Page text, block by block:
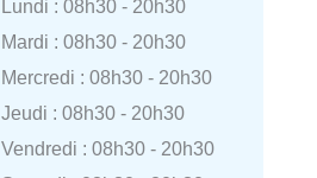
Lundi : 08h30 - 20h30
Mardi : 08h30 - 20h30
Mercredi : 08h30 - 20h30
Jeudi : 08h30 - 20h30
Vendredi : 08h30 - 20h30